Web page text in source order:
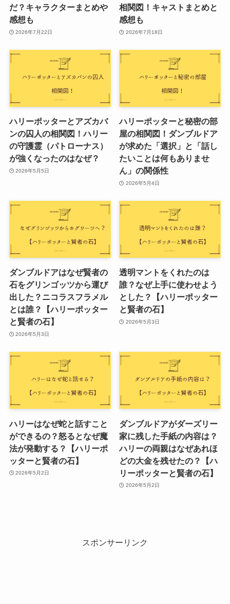
だ？キャラクターまとめや
感想も
2026年7月22日
相関図！キャストまとめと
感想も
2026年7月18日
ハリーポッターとアズカバ
ンの囚人の相関図！ハリー
の守護霊（パトローナス）
が強くなったのはなぜ？
2026年5月5日
ハリーポッターと秘密の部
屋の相関図！ダンブルドア
が求めた「選択」と「話し
たいことは何もありませ
ん」の関係性
2026年5月4日
ダンブルドアはなぜ賢者の
石をグリンゴッツから運び
出した？ニコラスフラメル
とは誰？【ハリーポッター
と賢者の石】
2026年5月3日
透明マントをくれたのは
誰？なぜ上手に使わせよう
とした？【ハリーポッター
と賢者の石】
2026年5月3日
ハリーはなぜ蛇と話すこと
ができるの？怒るとなぜ魔
法が発動する？【ハリーポ
ッターと賢者の石】
2026年5月2日
ダンブルドアがダーズリー
家に残した手紙の内容は？
ハリーの両親はなぜあれほ
どの大金を残せたの？【ハ
リーポッターと賢者の石】
2026年5月2日
スポンサーリンク